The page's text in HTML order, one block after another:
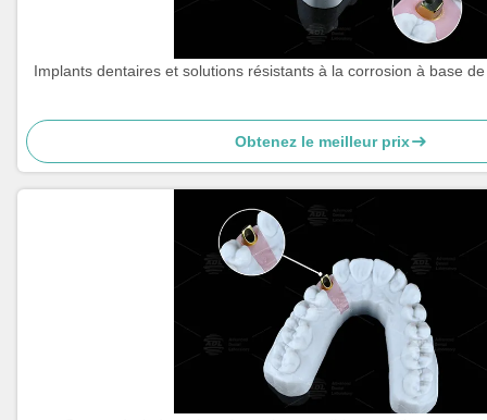
Implants dentaires et solutions résistants à la corrosion à base
Obtenez le meilleur prix